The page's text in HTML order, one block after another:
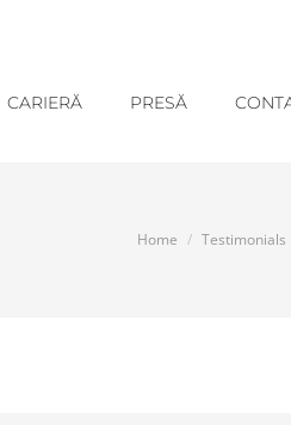
CARIERĂ PRESĂ
You are here:
Home Testimonials